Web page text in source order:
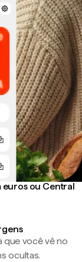
euros ou Central
que você vê no
ocultas.